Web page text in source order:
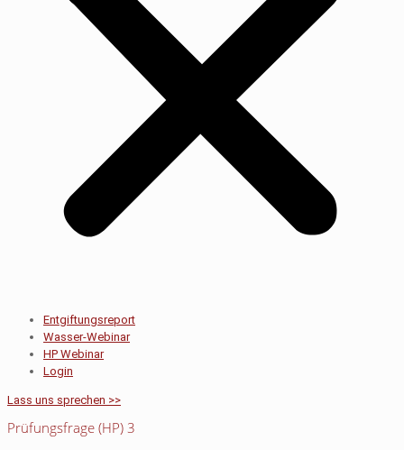
Entgiftungsreport
Wasser-Webinar
HP Webinar
Login
Lass uns sprechen >>
Prüfungsfrage (HP) 3